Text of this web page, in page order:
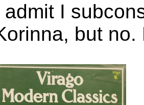
admit I
but